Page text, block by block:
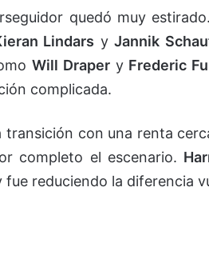
quedó muy
Lindars yJannik
Will Drapery Frederic
complicada.
transición con una renta
completo el escenario.
fue reduciendo la diferencia